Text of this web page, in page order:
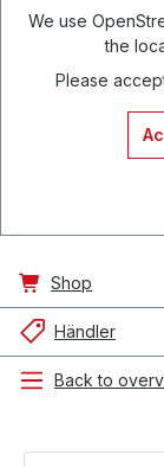
We use
the
Please
Shop
Händler
Back to